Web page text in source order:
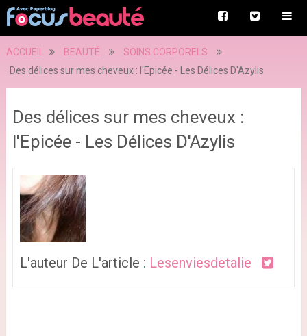
ACCUEIL BEAUTÉ
SOINS CORPORELS
Des délices sur mes cheveux : l'Epicée - Les Délices D'Azylis
Des délices sur mes cheveux :
l'Epicée - Les Délices D'Azylis
L'auteur De L'article : Lesenviesdetalie